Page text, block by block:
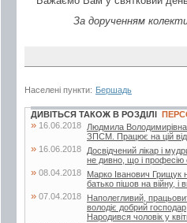
За дорученням
Населені пункти: Бершадь
ДИВІТЬСЯ ТАКОЖ В РОЗДІЛІ
» 16.06.2018
Людмила Володимирівна
ЗПСМ. Працює на цій
» 16.06.2018
Досвідчений лікар і
не дивно, що і професію
» 08.04.2018
Марко Іванович Грищук
батько пішов на війну,
» 07.04.2018
Наполегливий,
володіє добрий
Народився чоловік у